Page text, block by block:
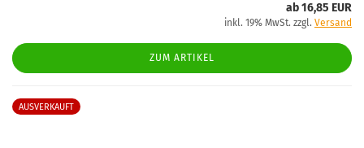
ab 16,85 EUR
inkl. 19% MwSt. zzgl. Versand
ZUM ARTIKEL
AUSVERKAUFT